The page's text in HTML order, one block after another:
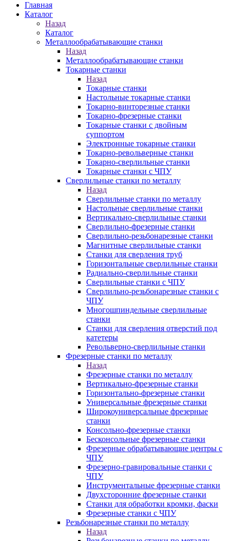
Главная
Каталог
Назад
Каталог
Металлообрабатывающие станки
Назад
Металлообрабатывающие станки
Токарные станки
Назад
Токарные станки
Настольные токарные станки
Токарно-винторезные станки
Токарно-фрезерные станки
Токарные станки с двойным
суппортом
Электронные токарные станки
Токарно-револьверные станки
Токарно-сверлильные станки
Токарные станки с ЧПУ
Сверлильные станки по металлу
Назад
Сверлильные станки по металлу
Настольные сверлильные станки
Вертикально-сверлильные станки
Сверлильно-фрезерные станки
Сверлильно-резьбонарезные станки
Магнитные сверлильные станки
Станки для сверления труб
Горизонтальные сверлильные станки
Радиально-сверлильные станки
Сверлильные станки с ЧПУ
Сверлильно-резьбонарезные станки с
ЧПУ
Многошпиндельные сверлильные
станки
Станки для сверления отверстий под
катетеры
Револьверно-сверлильные станки
Фрезерные станки по металлу
Назад
Фрезерные станки по металлу
Вертикально-фрезерные станки
Горизонтально-фрезерные станки
Универсальные фрезерные станки
Широкоуниверсальные фрезерные
станки
Консольно-фрезерные станки
Бесконсольные фрезерные станки
Фрезерные обрабатывающие центры с
ЧПУ
Фрезерно-гравировальные станки с
ЧПУ
Инструментальные фрезерные станки
Двухсторонние фрезерные станки
Станки для обработки кромки, фаски
Фрезерные станки с ЧПУ
Резьбонарезные станки по металлу
Назад